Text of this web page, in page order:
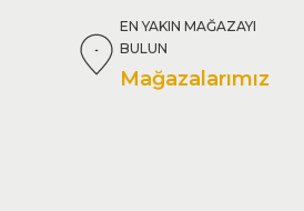
EN YAKIN MAĞAZAYI
BULUN
Mağazalarımız